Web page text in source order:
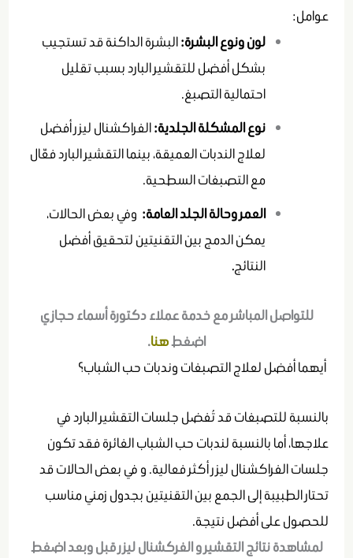
عوامل:
لون ونوع البشرة:البشرة الداكنة قد تستجيب
بشكل أفضل للتقشير البارد بسبب تقليل
احتمالية التصبغ.
نوع المشكلة الجلدية:الفراكشنال ليزر أفضل
لعلاج الندبات العميقة، بينما التقشير البارد فعّال
مع التصبغات السطحية.
العمر وحالة الجلد العامة: وفي بعض الحالات،
يمكن الدمج بين التقنيتين لتحقيق أفضل
النتائج.
للتواصل المباشر مع خدمة عملاء دكتورة أسماء حجازي
اضغطهنا.
أيهما أفضل لعلاج التصبغات وندبات حب الشباب؟
بالنسبة للتصبغات قد تُفضل جلسات التقشير البارد في
علاجها، أما بالنسبة لندبات حب الشباب الغائرة فقد تكون
جلسات الفراكشنال ليزر أكثر فعالية. و في بعض الحالات قد
تحتار الطبيبة إلى الجمع بين التقنيتين بجدول زمني مناسب
للحصول على أفضل نتيجة.
لمشاهدة نتائج التقشير و الفركشنال ليزر قبل وبعد اضغط